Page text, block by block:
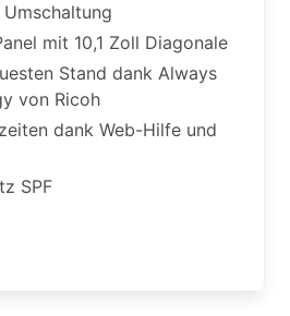
mit 10,1 Zoll Diagonale
Stand dank Always
von Ricoh
dank Web-Hilfe und
SPF